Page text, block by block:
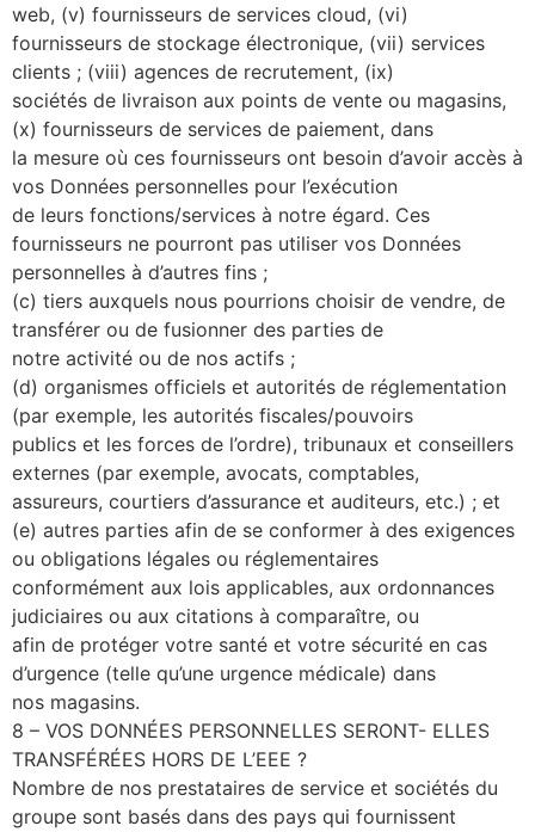
web, (v) fournisseurs de services cloud, (vi)
fournisseurs de stockage électronique, (vii) services
clients ; (viii) agences de recrutement, (ix)
sociétés de livraison aux points de vente ou magasins,
(x) fournisseurs de services de paiement, dans
la mesure où ces fournisseurs ont besoin d’avoir accès à
vos Données personnelles pour l’exécution
de leurs fonctions/services à notre égard. Ces
fournisseurs ne pourront pas utiliser vos Données
personnelles à d’autres fins ;
(c) tiers auxquels nous pourrions choisir de vendre, de
transférer ou de fusionner des parties de
notre activité ou de nos actifs ;
(d) organismes officiels et autorités de réglementation
(par exemple, les autorités fiscales/pouvoirs
publics et les forces de l’ordre), tribunaux et conseillers
externes (par exemple, avocats, comptables,
assureurs, courtiers d’assurance et auditeurs, etc.) ; et
(e) autres parties afin de se conformer à des exigences
ou obligations légales ou réglementaires
conformément aux lois applicables, aux ordonnances
judiciaires ou aux citations à comparaître, ou
afin de protéger votre santé et votre sécurité en cas
d’urgence (telle qu’une urgence médicale) dans
nos magasins.
8 – VOS DONNÉES PERSONNELLES SERONT- ELLES
TRANSFÉRÉES HORS DE L’EEE ?
Nombre de nos prestataires de service et sociétés du
groupe sont basés dans des pays qui fournissent